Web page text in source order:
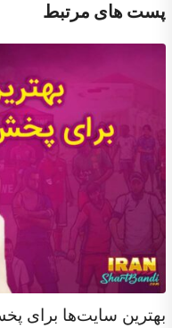
پست های مرتبط
بهترین سایت‌ها برای